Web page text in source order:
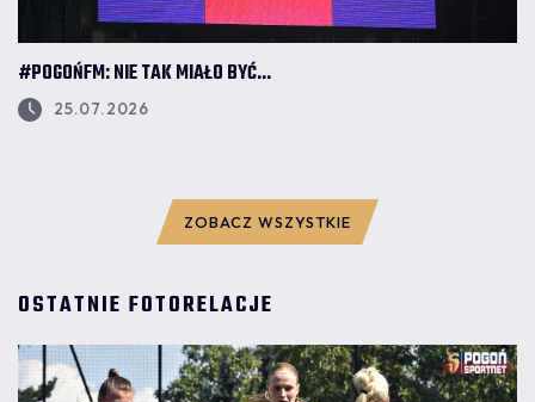
#POGOŃFM: NIE TAK MIAŁO BYĆ...
25.07.2026
ZOBACZ WSZYSTKIE
OSTATNIE FOTORELACJE